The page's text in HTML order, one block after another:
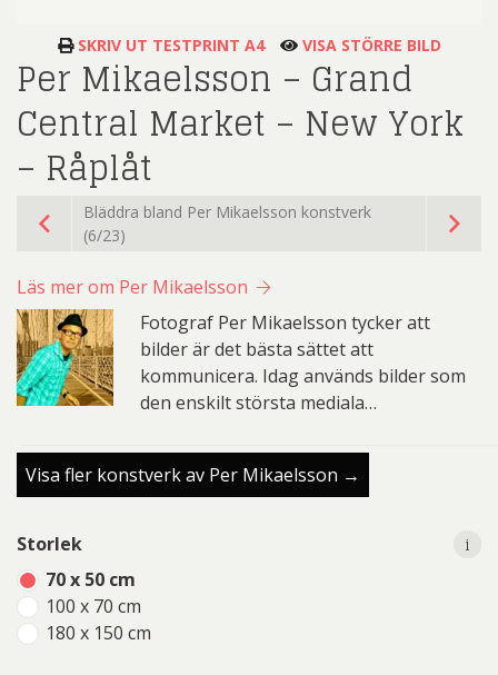
SKRIV UT TESTPRINT A4 VISA STÖRRE BILD
Per Mikaelsson – Grand
Central Market – New York
– Råplåt
Bläddra bland Per Mikaelsson konstverk
(6/23)
Läs mer om Per Mikaelsson
Fotograf Per Mikaelsson tycker att
bilder är det bästa sättet att
kommunicera. Idag används bilder som
den enskilt största mediala…
Visa fler konstverk av Per Mikaelsson →
Storlek
70 x 50 cm
100 x 70 cm
180 x 150 cm
ii